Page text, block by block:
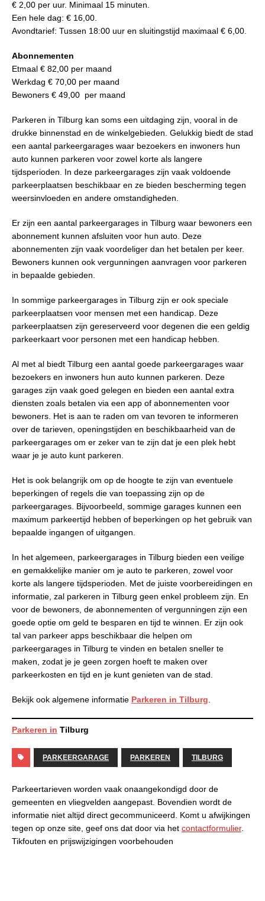
€ 2,00 per uur. Minimaal 15 minuten.
Een hele dag: € 16,00.
Avondtarief: Tussen 18:00 uur en sluitingstijd maximaal € 6,00.
Abonnementen
Etmaal € 82,00 per maand
Werkdag € 70,00 per maand
Bewoners € 49,00 per maand
Parkeren in Tilburg kan soms een uitdaging zijn, vooral in de
drukke binnenstad en de winkelgebieden. Gelukkig biedt de stad
een aantal parkeergarages waar bezoekers en inwoners hun
auto kunnen parkeren voor zowel korte als langere
tijdsperioden. In deze parkeergarages zijn vaak voldoende
parkeerplaatsen beschikbaar en ze bieden bescherming tegen
weersinvloeden en andere omstandigheden.
Er zijn een aantal parkeergarages in Tilburg waar bewoners een
abonnement kunnen afsluiten voor hun auto. Deze
abonnementen zijn vaak voordeliger dan het betalen per keer.
Bewoners kunnen ook vergunningen aanvragen voor parkeren
in bepaalde gebieden.
In sommige parkeergarages in Tilburg zijn er ook speciale
parkeerplaatsen voor mensen met een handicap. Deze
parkeerplaatsen zijn gereserveerd voor degenen die een geldig
parkeerkaart voor personen met een handicap hebben.
Al met al biedt Tilburg een aantal goede parkeergarages waar
bezoekers en inwoners hun auto kunnen parkeren. Deze
garages zijn vaak goed gelegen en bieden een aantal extra
diensten zoals betalen via een app of abonnementen voor
bewoners. Het is aan te raden om van tevoren te informeren
over de tarieven, openingstijden en beschikbaarheid van de
parkeergarages om er zeker van te zijn dat je een plek hebt
waar je je auto kunt parkeren.
Het is ook belangrijk om op de hoogte te zijn van eventuele
beperkingen of regels die van toepassing zijn op de
parkeergarages. Bijvoorbeeld, sommige garages kunnen een
maximum parkeertijd hebben of beperkingen op het gebruik van
bepaalde ingangen of uitgangen.
In het algemeen, parkeergarages in Tilburg bieden een veilige
en gemakkelijke manier om je auto te parkeren, zowel voor
korte als langere tijdsperioden. Met de juiste voorbereidingen en
informatie, zal parkeren in Tilburg geen enkel probleem zijn. En
voor de bewoners, de abonnementen of vergunningen zijn een
goede optie om geld te besparen en tijd te winnen. Er zijn ook
tal van parkeer apps beschikbaar die helpen om
parkeergarages in Tilburg te vinden en betalen sneller te
maken, zodat je je geen zorgen hoeft te maken over
parkeerkosten en tijd en je kunt genieten van de stad.
Bekijk ook algemene informatie Parkeren in Tilburg
Parkeren in Tilburg
PARKEERGARAGE PARKEREN TILBURG
Parkeertarieven worden vaak onaangekondigd door de
gemeenten en vliegvelden aangepast. Bovendien wordt de
informatie niet altijd direct gecommuniceerd. Komt u afwijkingen
tegen op onze site, geef ons dat door via het contactformulier.
Tikfouten en prijswijzigingen voorbehouden